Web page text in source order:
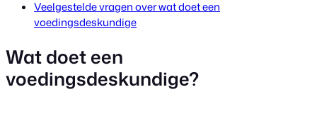
Veelgestelde vragen over wat doet een
voedingsdeskundige
Wat doet een
voedingsdeskundige?